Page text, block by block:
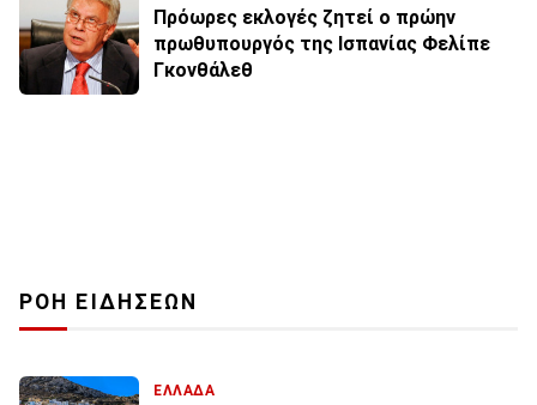
Πρόωρες εκλογές ζητεί ο πρώην
πρωθυπουργός της Ισπανίας Φελίπε
Γκονθάλεθ
ΡΟΗ ΕΙΔΗΣΕΩΝ
ΕΛΛΑΔΑ